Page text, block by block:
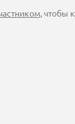
, чтобы